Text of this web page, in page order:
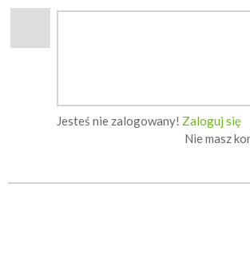
Jesteś nie zalogowany! Zaloguj się
Nie masz